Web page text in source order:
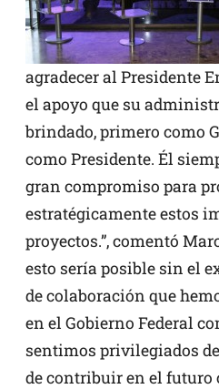
agradecer al Presidente
el apoyo que su
brindado, primero como
como Presidente. Él
gran compromiso para
estratégicamente estos
proyectos.”, comentó
esto sería posible sin el
de colaboración que
en el Gobierno Federal
sentimos privilegiados
de contribuir en el futuro